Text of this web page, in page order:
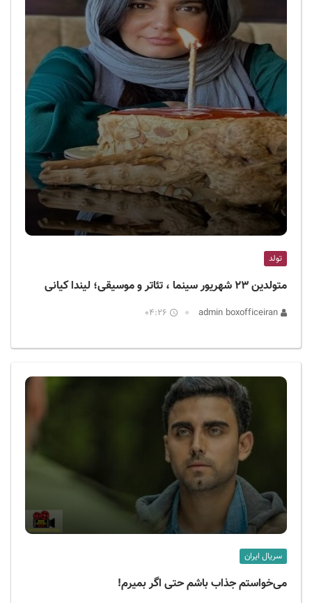
تولد
متولدین ۲۳ شهریور سینما ، تئاتر و موسیقی؛ لیندا کیانی
04:26
سریال ایران
می‌خواستم جذاب باشم حتی اگر بمیرم!